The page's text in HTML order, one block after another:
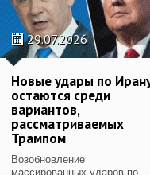
29.07.2026
Новые удары по
остаются среди
вариантов,
рассматриваемых
Трампом
Возобновление
массированных ударов по